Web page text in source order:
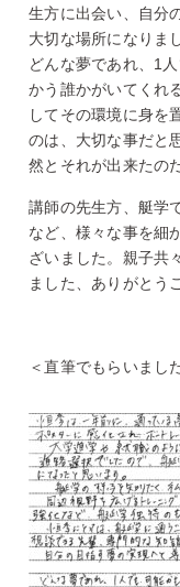
生方に出会い、自分
大切な場所になりま
どんな夢であれ、 1
かう誰かがいてくれ
してその環境に身を
のは、大切な事だと
然とそれが出来たの
講師の先生方、艇学
など、様々な事を細
ざいました。親子共
ました、ありがとう
＜直筆でもらいまし